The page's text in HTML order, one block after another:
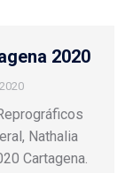
2020
Nathalia
Cartagena.